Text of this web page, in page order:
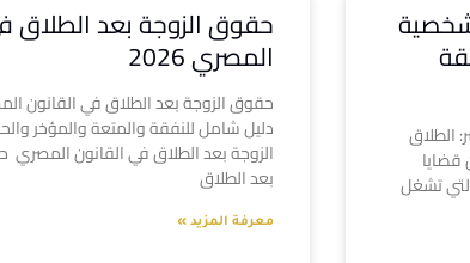
الطلاق
قضايا
تشغل
حقوق الزوجة بعد الطلاق
المصري 2026
دليل شامل للنفقة والمتعة والمؤخر
الزوجة بعد الطلاق في القانون المصري
بعد الطلاق
معرفة المزيد »